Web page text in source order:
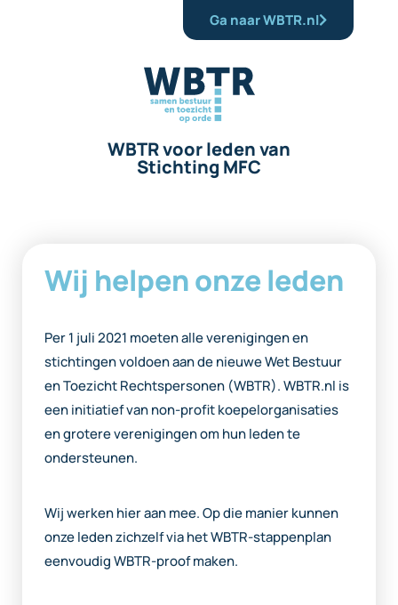
Ga naar WBTR.nl
WBTR voor leden van
Stichting MFC
Wij helpen onze leden
Per 1 juli 2021 moeten alle verenigingen en
stichtingen voldoen aan de nieuwe Wet Bestuur
en Toezicht Rechtspersonen (WBTR). WBTR.nl is
een initiatief van non-profit koepelorganisaties
en grotere verenigingen om hun leden te
ondersteunen.
Wij werken hier aan mee. Op die manier kunnen
onze leden zichzelf via het WBTR-stappenplan
eenvoudig WBTR-proof maken.